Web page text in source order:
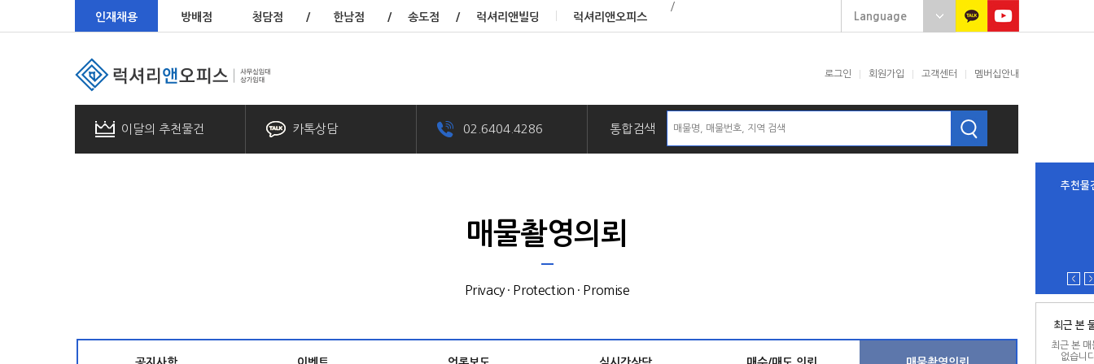
인재채용 방배점
/
청담점
/ 한남점 / 송도점 / 럭셔리앤빌딩 럭셔리앤오피스
로그인 회원가입 고객센터 멤버십안내
이달의 추천물건 카톡상담 02.6404.4286 통합검색
추천물
최근 본
최근 본 매
없습니
매물촬영의뢰
Privacy · Protection · Promise